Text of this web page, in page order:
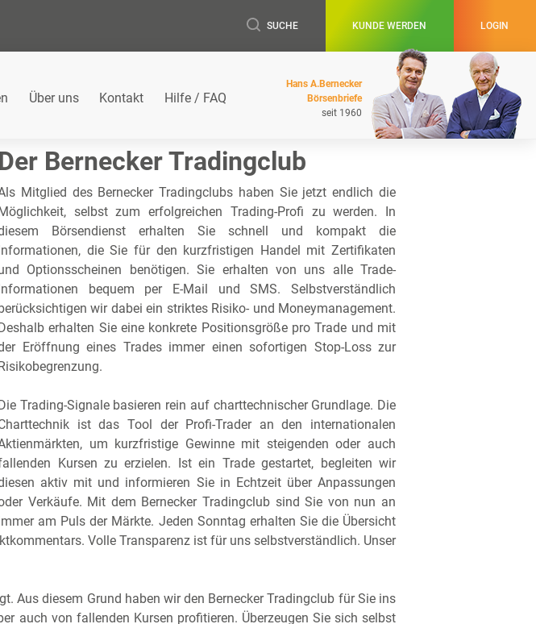
SUCHE KUNDE WERDEN LOGIN
Über uns Kontakt Hilfe / FAQ
Hans A.Bernecker
Börsenbriefe
seit 1960
Der BerneckerTradingclub
Mitglied des Bernecker Tradingclubs haben Sie jetzt endlich die
selbst zum erfolgreichen Trading-Profi zu werden. In
Börsendienst erhalten Sie schnell und kompakt die
die Sie für den kurzfristigen Handel mit Zertifikaten
Optionsscheinen benötigen. Sie erhalten von uns alle Trade-
bequem per E-Mail und SMS. Selbstverständlich
wir dabei ein striktes Risiko- und Moneymanagement.
erhalten Sie eine konkrete Positionsgröße pro Trade und mit
Eröffnung eines Trades immer einen sofortigen Stop-Loss zur
Trading-Signale basieren rein auf charttechnischer Grundlage. Die
ist das Tool der Profi-Trader an den internationalen
um kurzfristige Gewinne mit steigenden oder auch
Kursen zu erzielen. Ist ein Trade gestartet, begleiten wir
aktiv mit und informieren Sie in Echtzeit über Anpassungen
Verkäufe. Mit dem Bernecker Tradingclub sind Sie von nun an
am Puls der Märkte. Jeden Sonntag erhalten Sie die Übersicht
Volle Transparenz ist für uns selbstverständlich. Unser
Aus diesem Grund haben wir den Bernecker Tradingclub für Sie ins
auch von fallenden Kursen profitieren. Überzeugen Sie sich selbst